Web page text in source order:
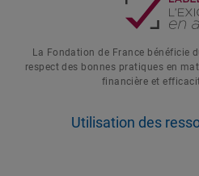
La Fondation de France bénéficie
respect des bonnes pratiques en
financière et
Utilisation des